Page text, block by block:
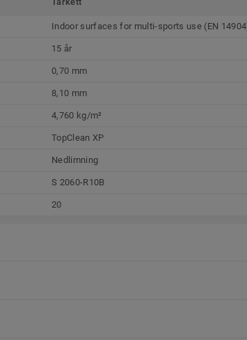
Indoor surfaces for multi-sports use (EN
15 år
0,70 mm
8,10 mm
4,760 kg/m²
TopClean XP
Nedlimning
S 2060-R10B
20